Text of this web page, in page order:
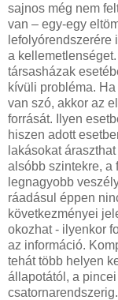
sajnos még nem
van – egy-egy
a
társasházak
kívüli probléma.
van szó, akkor az
forrását. Ilyen
hiszen adott
lakásokat
alsóbb szintekre, a
legnagyobb
ráadásul éppen
következményei
okozhat - ilyenkor
az információ.
tehát több helyen
állapotától, a